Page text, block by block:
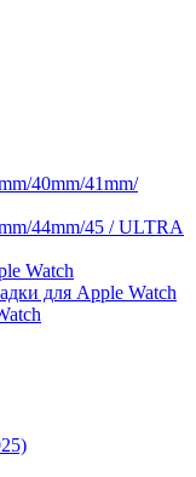
40mm/41mm/
44mm/45 / ULTRA
Watch
для Apple Watch